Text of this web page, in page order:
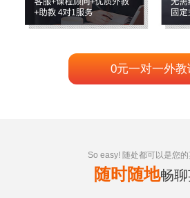
0元一对一外教
So easy! 随处都可以是您
随时随地畅